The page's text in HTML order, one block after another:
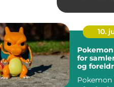
...
10.
Pokemon
for
og